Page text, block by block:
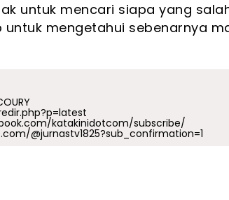
untuk mencari siapa yang
untuk mengetahui sebenarnya
katakinidotcom/subscribe/
@jurnastv1825?sub_confirmation=1